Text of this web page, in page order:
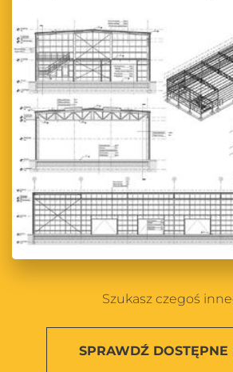
Szukasz czegoś
SPRAWDŹ DOSTĘPNE